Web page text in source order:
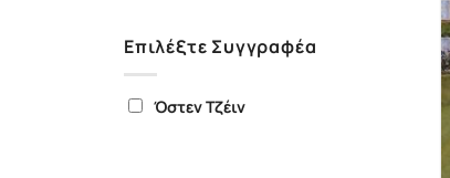
Επιλέξτε Συγγραφέα
Όστεν Τζέιν